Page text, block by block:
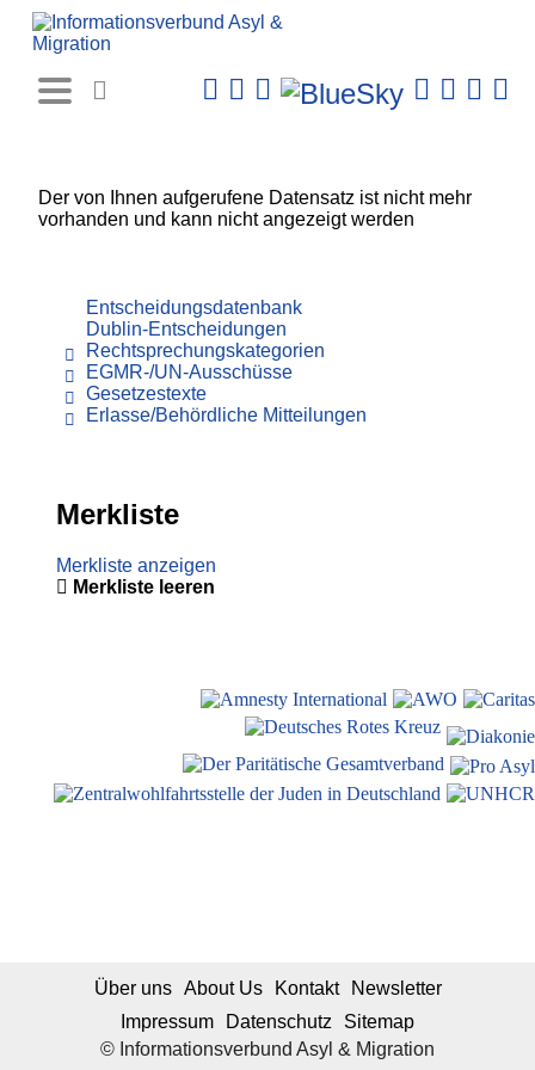
Der von Ihnen aufgerufene Datensatz ist nicht mehr
vorhanden und kann nicht angezeigt werden
Entscheidungsdatenbank
Dublin-Entscheidungen
Rechtsprechungskategorien
EGMR-/UN-Ausschüsse
Gesetzestexte
Erlasse/Behördliche Mitteilungen
Merkliste
Merkliste anzeigen
Merkliste leeren
© Informationsverbund Asyl & Migration
Über uns About Us Kontakt
Newsletter
Impressum
Datenschutz Sitemap